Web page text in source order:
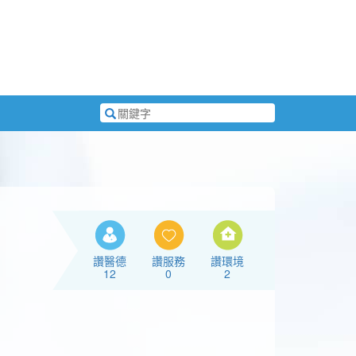
搜
尋
讚醫德
12
讚服務
0
讚環境
2